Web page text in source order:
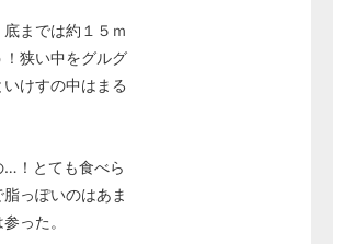
までは約１５ｍ
狭い中をグルグ
けすの中はまる
…！とても食べら
っぽいのはあま
った。